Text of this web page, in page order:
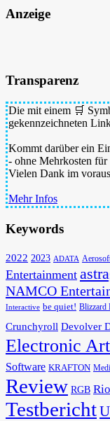
Anzeige
Transparenz
Die mit einem 🛒
gekennzeichneten
Kommt darüber ein
- ohne Mehrkosten für
Vielen Dank im
Mehr Infos
Keywords
2022 2023 ADATA
Entertainment
NAMCO
Interactive be quiet! Blizzard
Crunchyroll Devolver
Electronic
Software KRAFTON
Review RGB
Testbericht